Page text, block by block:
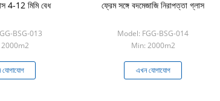
4-12 মিমি বেধ
BSG-013
ফ্রেম সঙ্গে বদমেজাজি নিরাপত্তা গ্লাস
Model: FGG-BSG-014
Min: 2000m2
এখন যোগাযোগ